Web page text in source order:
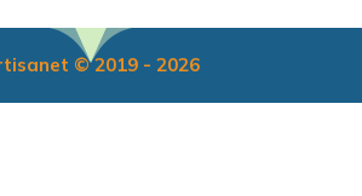
© 2019 - 2026